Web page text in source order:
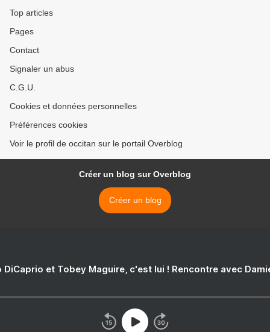
Top articles
Pages
Contact
Signaler un abus
C.G.U.
Cookies et données personnelles
Préférences cookies
Voir le profil de occitan sur le portail Overblog
Créer un blog sur Overblog
Créer un blog
DiCaprio et Tobey Maguire, c'est lui ! Rencontre avec